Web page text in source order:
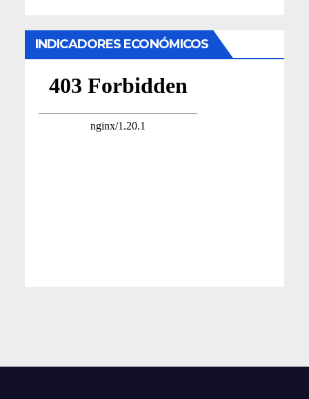
INDICADORES ECONÓMICOS